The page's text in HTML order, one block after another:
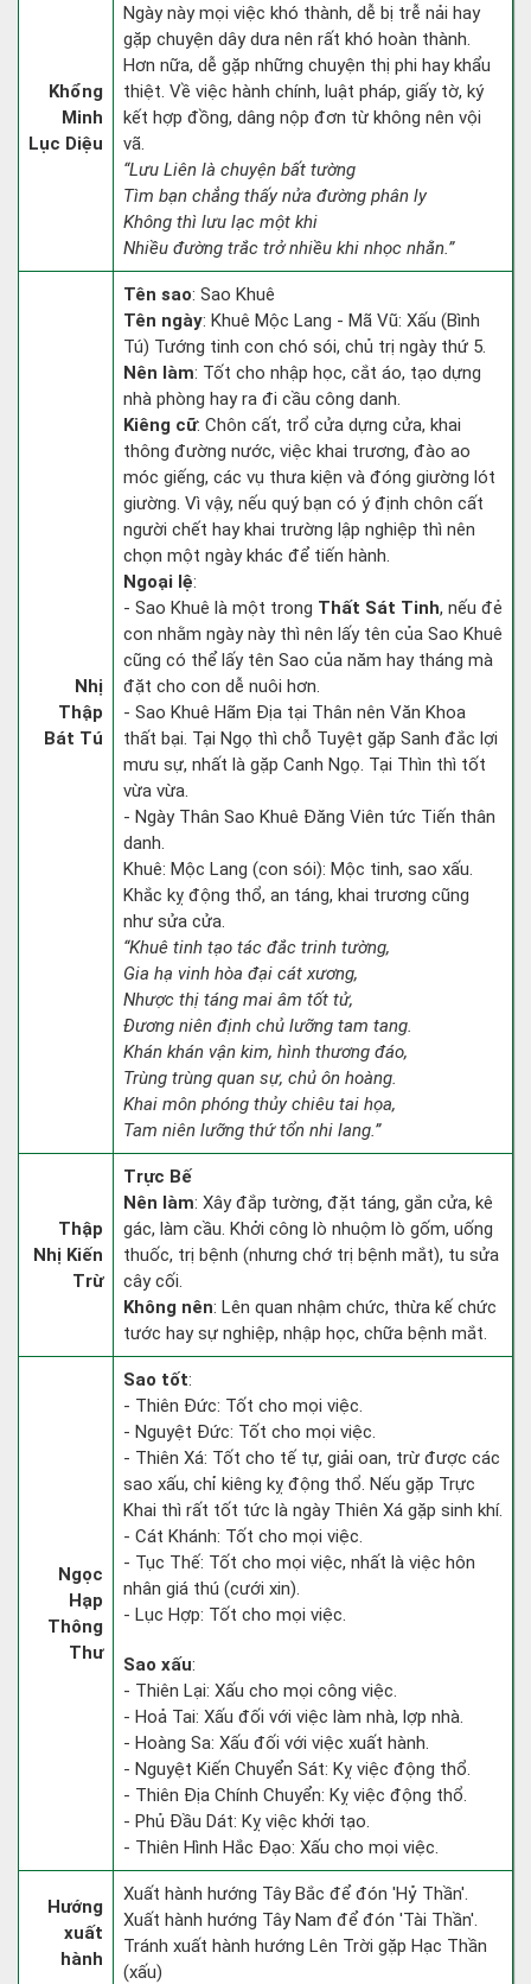
Khổng
Minh
Lục Diệu
Ngày này mọi việc khó thành, dễ bị trễ nải hay
gặp chuyện dây dưa nên rất khó hoàn thành.
Hơn nữa, dễ gặp những chuyện thị phi hay khẩu
thiệt. Về việc hành chính, luật pháp, giấy tờ, ký
kết hợp đồng, dâng nộp đơn từ không nên vội
vã.
“Lưu Liên là chuyện bất tường
Tìm bạn chẳng thấy nửa đường phân ly
Không thì lưu lạc một khi
Nhiều đường trắc trở nhiều khi nhọc nhằn.”
Nhị
Thập
Bát Tú
Tên sao: Sao Khuê
Tên ngày: Khuê Mộc Lang - Mã Vũ: Xấu (Bình
Tú) Tướng tinh con chó sói, chủ trị ngày thứ 5.
Nên làm: Tốt cho nhập học, cắt áo, tạo dựng
nhà phòng hay ra đi cầu công danh.
Kiêng cữ: Chôn cất, trổ cửa dựng cửa, khai
thông đường nước, việc khai trương, đào ao
móc giếng, các vụ thưa kiện và đóng giường lót
giường. Vì vậy, nếu quý bạn có ý định chôn cất
người chết hay khai trường lập nghiệp thì nên
chọn một ngày khác để tiến hành.
Ngoại lệ:
- Sao Khuê là một trong Thất Sát Tinh, nếu đẻ
con nhằm ngày này thì nên lấy tên của Sao Khuê
cũng có thể lấy tên Sao của năm hay tháng mà
đặt cho con dễ nuôi hơn.
- Sao Khuê Hãm Địa tại Thân nên Văn Khoa
thất bại. Tại Ngọ thì chỗ Tuyệt gặp Sanh đắc lợi
mưu sự, nhất là gặp Canh Ngọ. Tại Thìn thì tốt
vừa vừa.
- Ngày Thân Sao Khuê Đăng Viên tức Tiến thân
danh.
Khuê: Mộc Lang (con sói): Mộc tinh, sao xấu.
Khắc kỵ động thổ, an táng, khai trương cũng
như sửa cửa.
“Khuê tinh tạo tác đắc trinh tường,
Gia hạ vinh hòa đại cát xương,
Nhược thị táng mai âm tốt tử,
Đương niên định chủ lưỡng tam tang.
Khán khán vận kim, hình thương đáo,
Trùng trùng quan sự, chủ ôn hoàng.
Khai môn phóng thủy chiêu tai họa,
Tam niên lưỡng thứ tổn nhi lang.”
Thập
Nhị Kiến
Trừ
Trực Bế
Nên làm: Xây đắp tường, đặt táng, gắn cửa, kê
gác, làm cầu. Khởi công lò nhuộm lò gốm, uống
thuốc, trị bệnh (nhưng chớ trị bệnh mắt), tu sửa
cây cối.
Không nên: Lên quan nhậm chức, thừa kế chức
tước hay sự nghiệp, nhập học, chữa bệnh mắt.
Ngọc
Hạp
Thông
Thư
Sao tốt:
- Thiên Đức: Tốt cho mọi việc.
- Nguyệt Đức: Tốt cho mọi việc.
- Thiên Xá: Tốt cho tế tự, giải oan, trừ được các
sao xấu, chỉ kiêng kỵ động thổ. Nếu gặp Trực
Khai thì rất tốt tức là ngày Thiên Xá gặp sinh khí.
- Cát Khánh: Tốt cho mọi việc.
- Tục Thế: Tốt cho mọi việc, nhất là việc hôn
nhân giá thú (cưới xin).
- Lục Hợp: Tốt cho mọi việc.
Sao xấu:
- Thiên Lại: Xấu cho mọi công việc.
- Hoả Tai: Xấu đối với việc làm nhà, lợp nhà.
- Hoàng Sa: Xấu đối với việc xuất hành.
- Nguyệt Kiến Chuyển Sát: Kỵ việc động thổ.
- Thiên Địa Chính Chuyển: Kỵ việc động thổ.
- Phủ Đầu Dát: Kỵ việc khởi tạo.
- Thiên Hình Hắc Đạo: Xấu cho mọi việc.
Hướng
xuất
hành
Xuất hành hướng Tây Bắc để đón 'Hỷ Thần'.
Xuất hành hướng Tây Nam để đón 'Tài Thần'.
Tránh xuất hành hướng Lên Trời gặp Hạc Thần
(xấu)